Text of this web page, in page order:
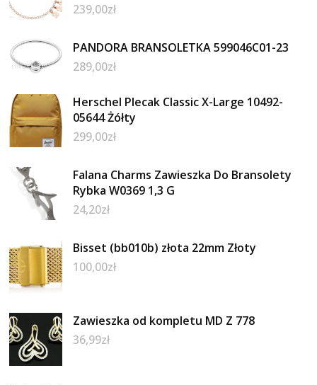
239,00zł
PANDORA BRANSOLETKA 599046C01-23
289,00zł
Herschel Plecak Classic X-Large 10492-
05644 Żółty
299,00zł
Falana Charms Zawieszka Do Bransolety
Rybka W0369 1,3 G
24,20zł
Bisset (bb010b) złota 22mm Złoty
100,00zł
Zawieszka od kompletu MD Z 778
36,99zł